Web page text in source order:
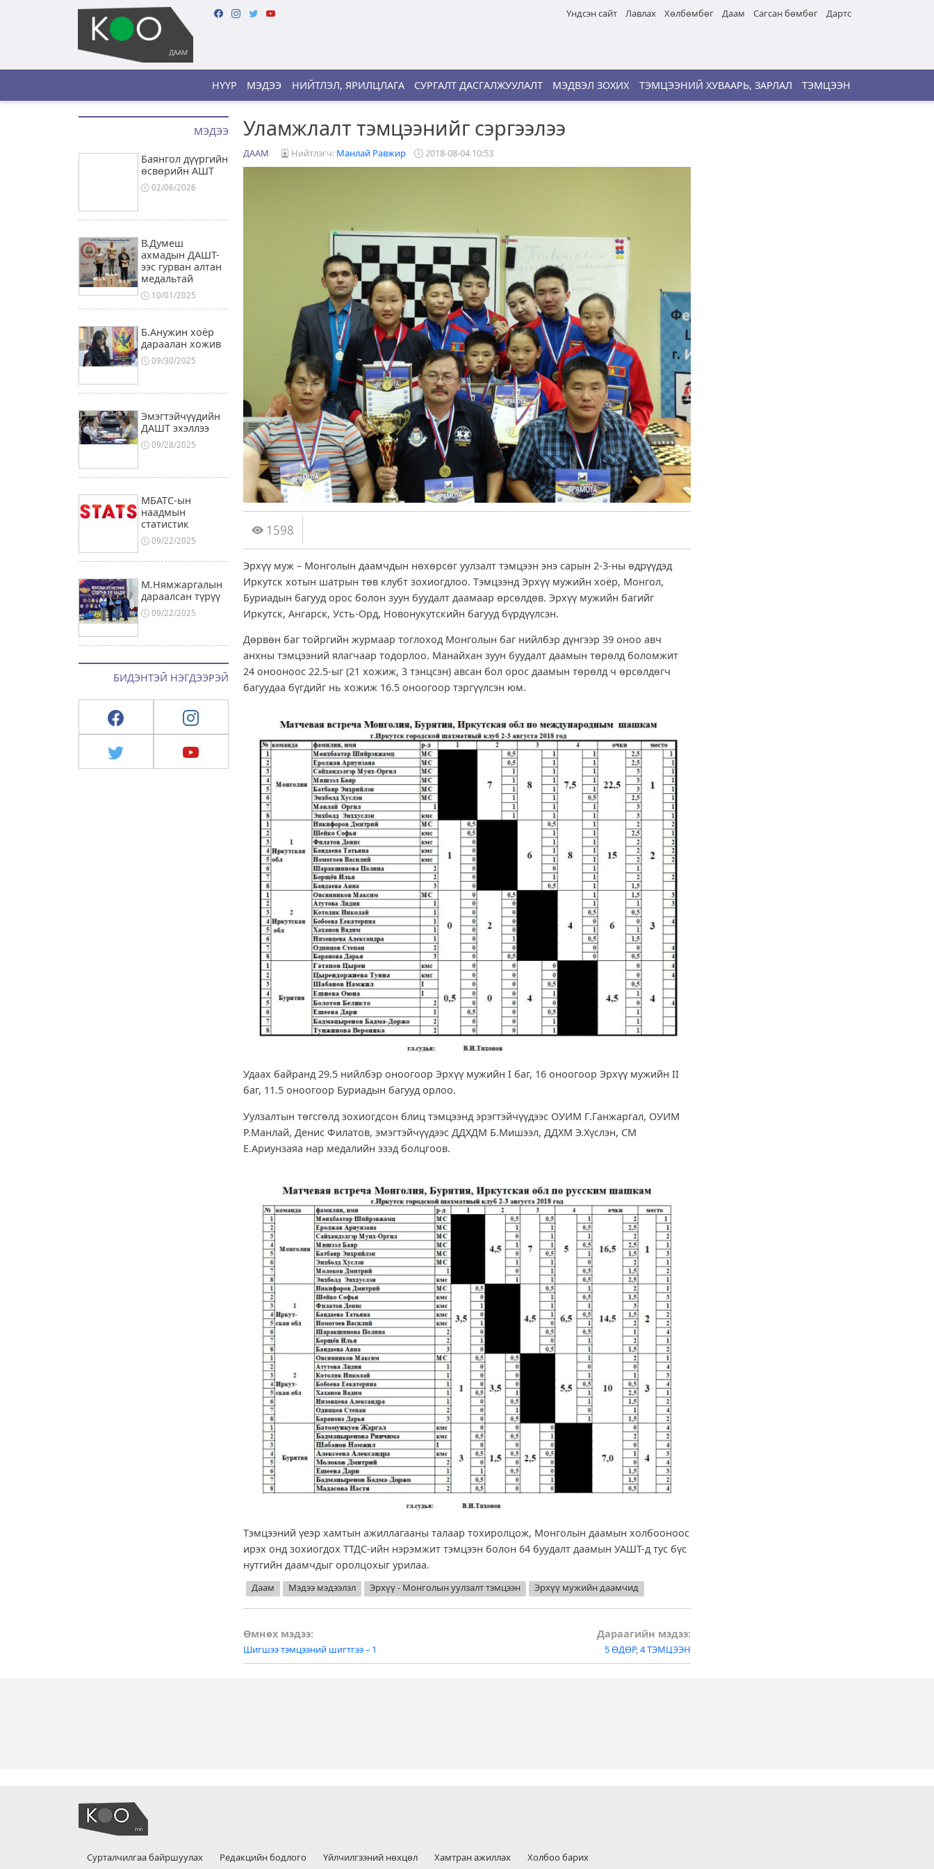
Үндсэн сайт Лавлах Хөлбөмбөг Даам Сагсан бөмбөг Дартс
НҮҮР МЭДЭЭ НИЙТЛЭЛ, ЯРИЛЦЛАГА СУРГАЛТ ДАСГАЛЖУУЛАЛТ МЭДВЭЛ ЗОХИХ ТЭМЦЭЭНИЙ ХУВААРЬ, ЗАРЛАЛ ТЭМЦЭЭН
МЭДЭЭ
Баянгол дүүргийн
өсвөрийн АШТ
02/06/2026
В.Думеш
ахмадын ДАШТ-
ээс гурван алтан
медальтай
10/01/2025
Б.Анужин хоёр
дараалан хожив
09/30/2025
Эмэгтэйчүүдийн
ДАШТ эхэллээ
09/28/2025
МБАТС-ын
наадмын
статистик
09/22/2025
М.Нямжаргалын
дараалсан түрүү
09/22/2025
БИДЭНТЭЙ НЭГДЭЭРЭЙ
Уламжлалт тэмцээнийг сэргээлээ
ДААМ Нийтлэгч: Манлай Равжир 2018-08-04 10:53
1598
Эрхүү муж – Монголын даамчдын нөхөрсөг уулзалт тэмцээн энэ сарын 2-3-ны өдрүүдэд
Иркутск хотын шатрын төв клубт зохиогдлоо. Тэмцээнд Эрхүү мужийн хоёр, Монгол,
Буриадын багууд орос болон зуун буудалт даамаар өрсөлдөв. Эрхүү мужийн багийг
Иркутск, Ангарск, Усть-Орд, Новонукутскийн багууд бүрдүүлсэн.
Дөрвөн баг тойргийн журмаар тоглоход Монголын баг нийлбэр дүнгээр 39 оноо авч
анхны тэмцээний ялагчаар тодорлоо. Манайхан зуун буудалт даамын төрөлд боломжит
24 онооноос 22.5-ыг (21 хожиж, 3 тэнцсэн) авсан бол орос даамын төрөлд ч өрсөлдөгч
багуудаа бүгдийг нь хожиж 16.5 оноогоор тэргүүлсэн юм.
Удаах байранд 29.5 нийлбэр оноогоор Эрхүү мужийн I баг, 16 оноогоор Эрхүү мужийн II
баг, 11.5 оноогоор Буриадын багууд орлоо.
Уулзалтын төгсгөлд зохиогдсон блиц тэмцээнд эрэгтэйчүүдээс ОУИМ Г.Ганжаргал, ОУИМ
Р.Манлай, Денис Филатов, эмэгтэйчүүдээс ДДХДМ Б.Мишээл, ДДХМ Э.Хүслэн, СМ
Е.Ариунзаяа нар медалийн эзэд болцгоов.
Тэмцээний үеэр хамтын ажиллагааны талаар тохиролцож, Монголын даамын холбооноос
ирэх онд зохиогдох ТТДС-ийн нэрэмжит тэмцээн болон 64 буудалт даамын УАШТ-д тус бүс
нутгийн даамчдыг оролцохыг урилаа.
Даам Мэдээ мэдээлэл Эрхүү - Монголын уулзалт тэмцээн Эрхүү мужийн даамчид
Post
navigation
Өмнөх мэдээ:
Шигшээ тэмцээний шигтгээ – 1
Дараагийн мэдээ:
5 ӨДӨР, 4 ТЭМЦЭЭН
Сурталчилгаа байршуулах Редакцийн бодлого Үйлчилгээний нөхцөл Хамтран ажиллах Холбоо барих